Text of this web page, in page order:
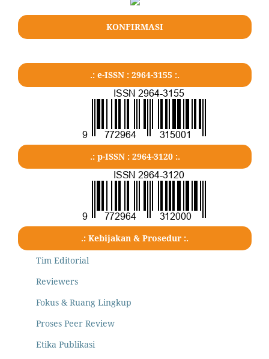
KONFIRMASI
.: e-ISSN : 2964-3155 :.
.: p-ISSN : 2964-3120 :.
.: Kebijakan & Prosedur :.
Tim Editorial
Reviewers
Fokus & Ruang Lingkup
Proses Peer Review
Etika Publikasi